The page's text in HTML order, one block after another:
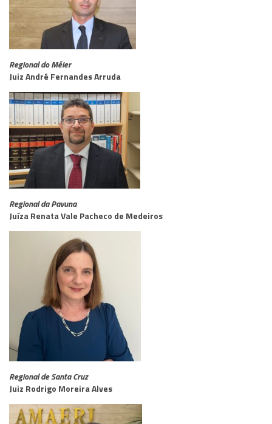
Regional do Méier
Juiz André Fernandes Arruda
Regional da Pavuna
Juíza Renata Vale Pacheco de Medeiros
Regional de Santa Cruz
Juiz Rodrigo Moreira Alves